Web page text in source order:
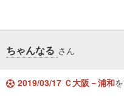
ちゃんなる さん
2019/03/17 Ｃ大阪－浦和